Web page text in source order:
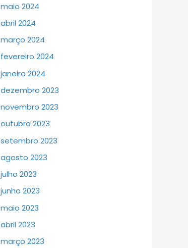
maio 2024
abril 2024
março 2024
fevereiro 2024
janeiro 2024
dezembro 2023
novembro 2023
outubro 2023
setembro 2023
agosto 2023
julho 2023
junho 2023
maio 2023
abril 2023
março 2023